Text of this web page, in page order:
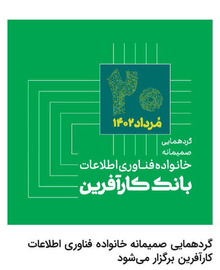
گردهمایی صمیمانه خانواده فناوری اطلاعات
کارآفرین برگزار می‌شود